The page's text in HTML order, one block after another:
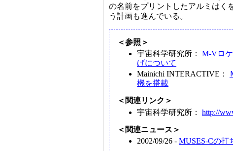
の名前をプリントしたアルミはく
う計画も進んでいる。
＜参照＞
宇宙科学研究所： M-Vロ
げについて
Mainichi INTERACTIVE：
機を搭載
＜関連リンク＞
宇宙科学研究所： http://
＜関連ニュース＞
2002/09/26 - MUSES-Cの打